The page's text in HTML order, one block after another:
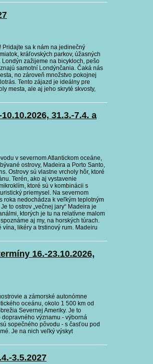
sa k nám na jedinečný
kráľovských parkov, úžasných
zažijeme na bicykloch, pešo
samotní Londýnčania. Čaká nás
no zároveň množstvo pokojnej
Tento zájazd je ideálny pre
mesta, ale aj jeho skryté skvosty,
31.3.-7.4. a
v severnom Atlantickom oceáne,
ostrovy, Madeira a Porto Santo,
Ostrovy sú vlastne vrcholy hôr, ktoré
Terén, ako aj vystavenie
ktoré sú v kombinácii s
priemysel. Na severnom
roka nedochádza k veľkým teplotným
to ostrov „večnej jary“ Madeira je
ktorých je tu na relatívne malom
aj my, na horských túrach.
likéry a trstinový rum. Madeiru
16.-23.10.2026,
a zámorské autonómne
oceánu, okolo 1 500 km od
Severnej Ameriky. Je to
významu - výborná
sopečného pôvodu - s časťou pod
Je na nich veľký výskyt
3.5.2027